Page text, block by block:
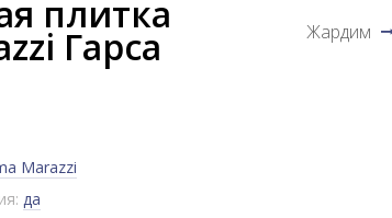
плитка
Гарса Жардим
Marazzi
да